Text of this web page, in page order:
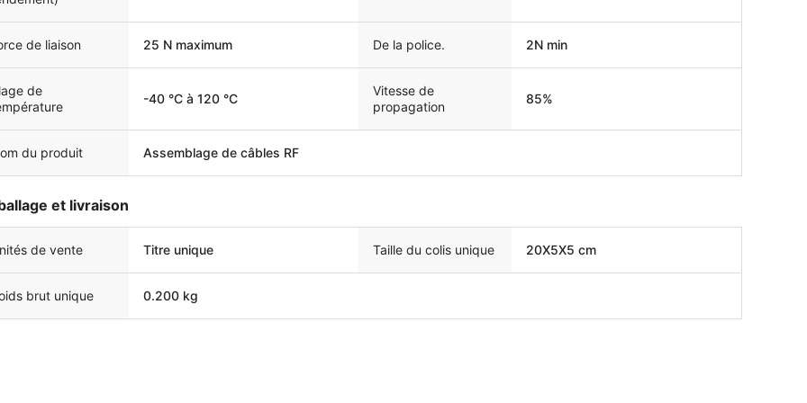
de liaison 25 N maximum De la police. 2N min
de
-40 °C à 120 °C
Vitesse de
propagation
85%
du produit Assemblage de câbles RF
et livraison
de vente Titre unique Taille du colis unique 20X5X5 cm
brut unique 0.200 kg